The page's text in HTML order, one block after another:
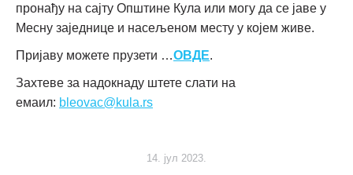
пронађу на сајту Општине Кула или могу да се јаве у
Месну заједнице и насељеном месту у којем живе.
Пријаву можете прузети …ОВДЕ.
Захтеве за надокнаду штете слати на
емаил: bleovac@kula.rs
14. јул 2023.